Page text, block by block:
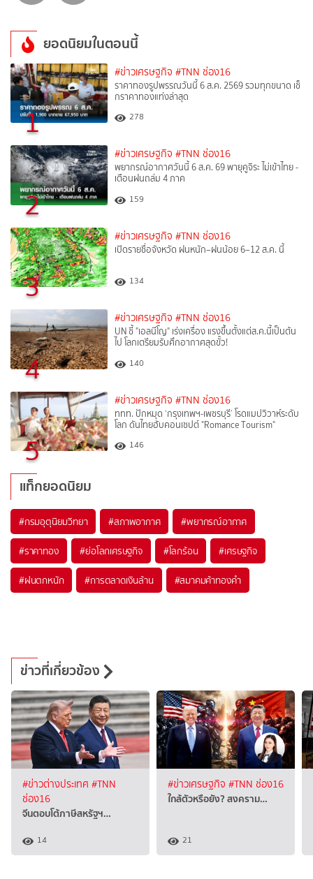
ยอดนิยมในตอนนี้
1
#ข่าวเศรษฐกิจ #TNN ช่อง16
ราคาทองรูปพรรณวันนี้ 6 ส.ค. 2569 รวมทุกขนาด เช็
กราคาทองแท่งล่าสุด
278
2
#ข่าวเศรษฐกิจ #TNN ช่อง16
พยากรณ์อากาศวันนี้ 6 ส.ค. 69 พายุคูจิระ ไม่เข้าไทย -
เตือนฝนถล่ม 4 ภาค
159
3
#ข่าวเศรษฐกิจ #TNN ช่อง16
เปิดรายชื่อจังหวัด ฝนหนัก–ฝนน้อย 6–12 ส.ค. นี้
134
4
#ข่าวเศรษฐกิจ #TNN ช่อง16
UN ชี้ "เอลนีโญ" เร่งเครื่อง แรงขึ้นตั้งแต่ส.ค.นี้เป็นต้น
ไป โลกเตรียมรับศึกอากาศสุดขั้ว!
140
5
#ข่าวเศรษฐกิจ #TNN ช่อง16
ททท. ปักหมุด ‘กรุงเทพฯ-เพชรบุรี’ โรดแมปวิวาห์ระดับ
โลก ดันไทยฮับคอนเซปต์ "Romance Tourism"
146
แท็กยอดนิยม
#กรมอุตุนิยมวิทยา #สภาพอากาศ #พยากรณ์อากาศ
#ราคาทอง #ย่อโลกเศรษฐกิจ #โลกร้อน #เศรษฐกิจ
#ฝนตกหนัก #การตลาดเงินล้าน #สมาคมค้าทองคำ
ข่าวที่เกี่ยวข้อง
#ข่าวต่างประเทศ #TNN
ช่อง16
จีนตอบโต้ภาษีสหรัฐฯ…
14
#ข่าวเศรษฐกิจ #TNN ช่อง16
ใกล้ตัวหรือยัง? สงคราม…
21